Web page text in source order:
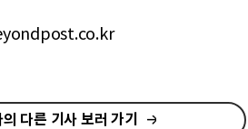
다른 기사 보러 가기